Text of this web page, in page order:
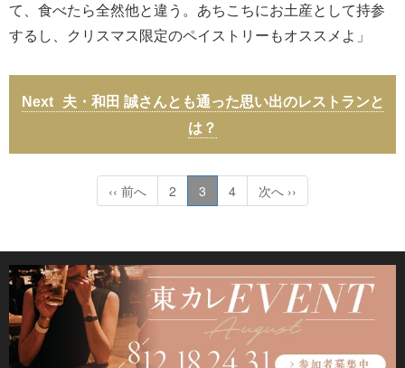
て、食べたら全然他と違う。あちこちにお土産として持参
するし、クリスマス限定のペイストリーもオススメよ」
夫・和田 誠さんとも通った思い出のレストランと
は？
‹‹ 前へ 2 3 4 次へ ››